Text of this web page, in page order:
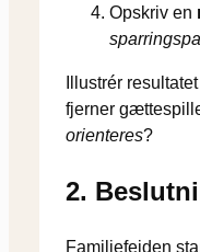
Opskriv en
Illustrér
fjerner
orienteres?
2.
Familiefejden